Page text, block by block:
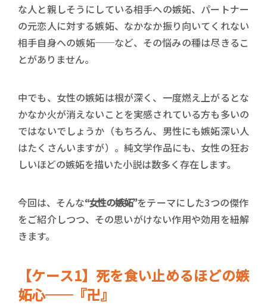
な人と親しそうにしている相手への嫉妬、パートナー
の元恋人に対する嫉妬、なかなか振り向いてくれない
相手自身への嫉妬──など、その悩みの種は尽きるこ
とがありません。
中でも、女性の嫉妬は根が深く、一度燃え上がるとな
かなか火が消えないことを実感されている方も多いの
ではないでしょうか（もちろん、男性にも嫉妬深い人
はたくさんいますが）。純文学作品にも、女性の狂お
しいほどの嫉妬を描いた小説は数多く存在します。
今回は、そんな“女性の嫉妬”をテーマにした3つの傑作
をご紹介しつつ、その思いがけない作用や効用を紐解
きます。
【ケース1】死を食い止めるほどの嫉
妬心──『卍』